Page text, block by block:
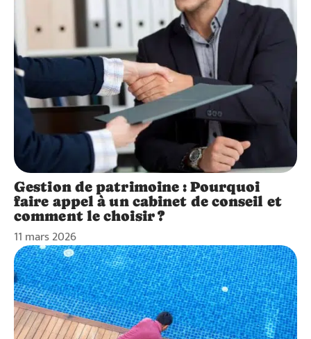
Gestion de patrimoine : Pourquoi
faire appel à un cabinet de conseil et
comment le choisir ?
11 mars 2026